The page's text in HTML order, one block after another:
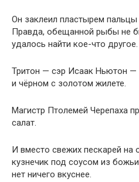
Он заклеил пластырем
Правда, обещанной рыбы не
удалось найти кое-что другое.
Тритон — сэр Исаак Ньютон —
и чёрном с золотом жилете.
Магистр Птолемей Черепаха
салат.
И вместо свежих пескарей
кузнечик под соусом из
нет ничего вкуснее.